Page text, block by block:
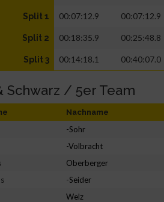
Split 1 00:07:12.9 00:07:12.9
Split 2 00:18:35.9 00:25:48.8
Split 3 00:14:18.1 00:40:07.0
Schwarz / 5er Team
Nachname
-Sohr
-Volbracht
Oberberger
-Seider
Welz